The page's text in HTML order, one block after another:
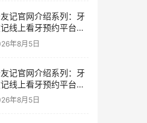
记官网介绍系列：牙
线上看牙预约平台落
城就诊经验打破未知
年8月5日
记官网介绍系列：牙
线上看牙预约平台的
在哪里？
年8月5日